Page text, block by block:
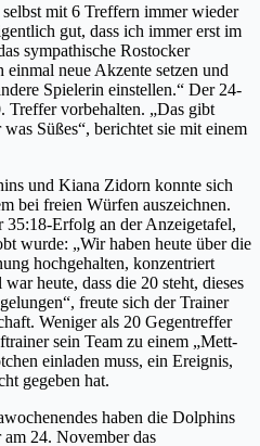
mit 6 Treffern immer wieder
gut, dass ich immer erst im
sympathische Rostocker
neue Akzente setzen und
Spielerin einstellen.“ Der 24-
Treffer vorbehalten. „Das gibt
Süßes“, berichtet sie mit einem
und Kiana Zidorn konnte sich
bei freien Würfen auszeichnen.
35:18-Erfolg an der Anzeigetafel,
wurde: „Wir haben heute über die
hochgehalten, konzentriert
heute, dass die 20 steht, dieses
freute sich der Trainer
Weniger als 20 Gegentreffer
sein Team zu einem „Mett-
einladen muss, ein Ereignis,
gegeben hat.
haben die Dolphins
24. November das